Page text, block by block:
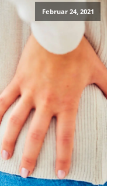
Februar 24, 2021